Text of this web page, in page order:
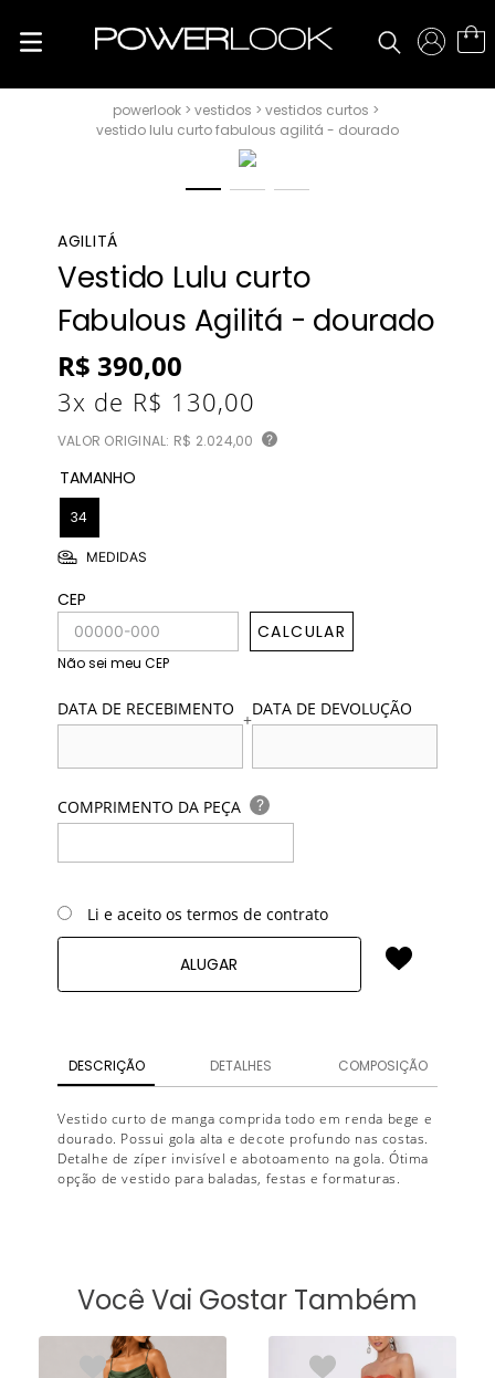
vestidos
vestidos curtos
vestido lulu curto fabulous agilitá - dourado
AGILITÁ
Vestido Lulu curto
Fabulous Agilitá - dourado
R$ 390,00
3x de R$ 130,00
VALOR ORIGINAL: R$ 2.024,00 ?
TAMANHO
34
MEDIDAS
CEP
CALCULAR
Não sei meu CEP
DATA DE RECEBIMENTO +DATA DE DEVOLUÇÃO
COMPRIMENTO DA PEÇA ?
Li e aceito os termos de contrato
ALUGAR
DESCRIÇÃO DETALHES COMPOSIÇÃO
Vestido curto de manga comprida todo em renda bege e
dourado. Possui gola alta e decote profundo nas costas.
Detalhe de zíper invisível e abotoamento na gola. Ótima
opção de vestido para baladas, festas e formaturas.
Você Vai Gostar Também